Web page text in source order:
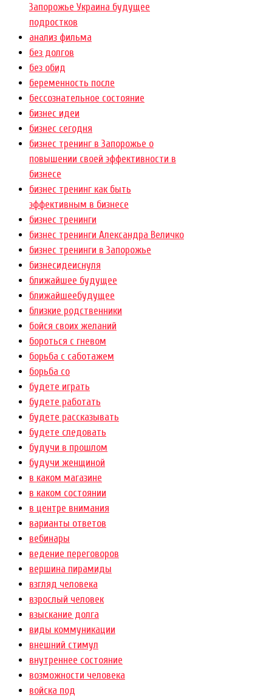
Запорожье Украина будущее
подростков
анализ фильма
без долгов
без обид
беременность после
бессознательное состояние
бизнес идеи
бизнес сегодня
бизнес тренинг в Запорожье о
повышении своей эффективности в
бизнесе
бизнес тренинг как быть
эффективным в бизнесе
бизнес тренинги
бизнес тренинги Александра Величко
бизнес тренинги в Запорожье
бизнесидеиснуля
ближайшее будущее
ближайшеебудущее
близкие родственники
бойся своих желаний
бороться с гневом
борьба с саботажем
борьба со
будете играть
будете работать
будете рассказывать
будете следовать
будучи в прошлом
будучи женщиной
в каком магазине
в каком состоянии
в центре внимания
варианты ответов
вебинары
ведение переговоров
вершина пирамиды
взгляд человека
взрослый человек
взыскание долга
виды коммуникации
внешний стимул
внутреннее состояние
возможности человека
войска под